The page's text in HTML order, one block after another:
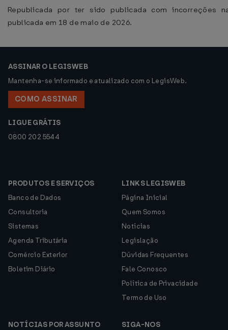
Republicada por ter sido publicada com incorreções
publicada em 18 de maio de 2026.
ASSINAR O LEGISWEB
Mantenha-se informado e atualizado com o LegisWeb.
COMO ASSINAR
LIGUE GRÁTIS
0800 202 5544
PRODUTOS E SERVIÇOS
Banco de Dados
Consultoria
Sistemas
Agenda Tributária
Comércio Exterior
Boletim Diário
LINKS LEGISWEB
Página Inicial
Quem Somos
Notícias
Legislação
Dúvidas Frequentes
Fale Conosco
Política de Privacidade
Termo de Uso
NOTÍCIAS POR ASSUNTO
SIGA-NOS